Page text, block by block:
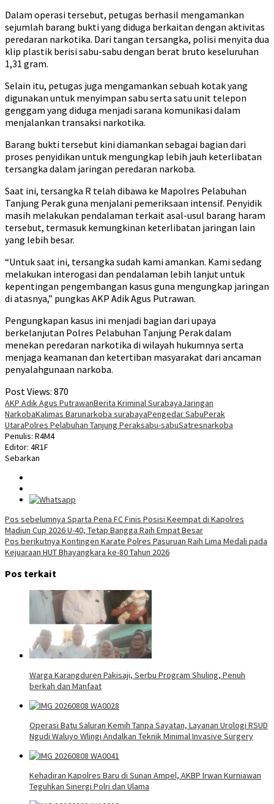
Dalam operasi tersebut, petugas berhasil mengamankan
sejumlah barang bukti yang diduga berkaitan dengan aktivitas
peredaran narkotika. Dari tangan tersangka, polisi menyita dua
klip plastik berisi sabu-sabu dengan berat bruto keseluruhan
1,31 gram.
Selain itu, petugas juga mengamankan sebuah kotak yang
digunakan untuk menyimpan sabu serta satu unit telepon
genggam yang diduga menjadi sarana komunikasi dalam
menjalankan transaksi narkotika.
Barang bukti tersebut kini diamankan sebagai bagian dari
proses penyidikan untuk mengungkap lebih jauh keterlibatan
tersangka dalam jaringan peredaran narkoba.
Saat ini, tersangka R telah dibawa ke Mapolres Pelabuhan
Tanjung Perak guna menjalani pemeriksaan intensif. Penyidik
masih melakukan pendalaman terkait asal-usul barang haram
tersebut, termasuk kemungkinan keterlibatan jaringan lain
yang lebih besar.
“Untuk saat ini, tersangka sudah kami amankan. Kami sedang
melakukan interogasi dan pendalaman lebih lanjut untuk
kepentingan pengembangan kasus guna mengungkap jaringan
di atasnya,” pungkas AKP Adik Agus Putrawan.
Pengungkapan kasus ini menjadi bagian dari upaya
berkelanjutan Polres Pelabuhan Tanjung Perak dalam
menekan peredaran narkotika di wilayah hukumnya serta
menjaga keamanan dan ketertiban masyarakat dari ancaman
penyalahgunaan narkoba.
Post Views: 870
AKP Adik Agus PutrawanBerita Kriminal SurabayaJaringan
NarkobaKalimas Barunarkoba surabayaPengedar SabuPerak
UtaraPolres Pelabuhan Tanjung Peraksabu-sabuSatresnarkoba
Penulis: R4M4
Editor: 4R1F
Sebarkan
Navigasi
pos
Pos sebelumnya Sparta Pena FC Finis Posisi Keempat di Kapolres
Madiun Cup 2026 U-40, Tetap Bangga Raih Empat Besar
Pos berikutnya Kontingen Karate Polres Pasuruan Raih Lima Medali pada
Kejuaraan HUT Bhayangkara ke-80 Tahun 2026
Pos terkait
Warga Karangduren Pakisaji, Serbu Program Shuling, Penuh
berkah dan Manfaat
Operasi Batu Saluran Kemih Tanpa Sayatan, Layanan Urologi RSUD
Ngudi Waluyo Wlingi Andalkan Teknik Minimal Invasive Surgery
Kehadiran Kapolres Baru di Sunan Ampel, AKBP Irwan Kurniawan
Teguhkan Sinergi Polri dan Ulama